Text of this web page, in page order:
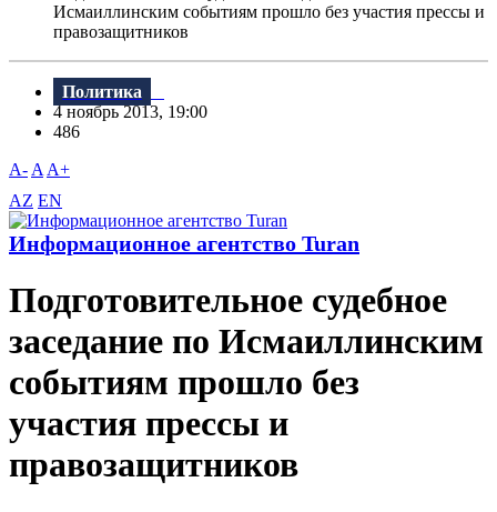
Исмаиллинским событиям прошло без участия прессы и
правозащитников
Политика
4 ноябрь 2013, 19:00
486
A- A A+
AZ EN
Информационное агентство Turan
Подготовительное судебное
заседание по Исмаиллинским
событиям прошло без
участия прессы и
правозащитников